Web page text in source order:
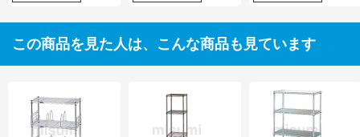
この商品を見た人は、こんな商品も見ています